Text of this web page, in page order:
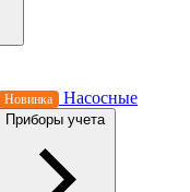
Новинка
Насосные
Приборы учета